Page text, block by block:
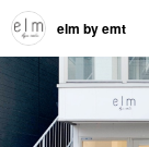
elm by emt